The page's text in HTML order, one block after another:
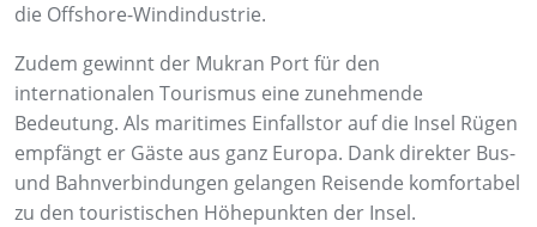
die Offshore-Windindustrie.
Zudem gewinnt der Mukran Port für den
internationalen Tourismus eine zunehmende
Bedeutung. Als maritimes Einfallstor auf die Insel Rügen
empfängt er Gäste aus ganz Europa. Dank direkter Bus-
und Bahnverbindungen gelangen Reisende komfortabel
zu den touristischen Höhepunkten der Insel.